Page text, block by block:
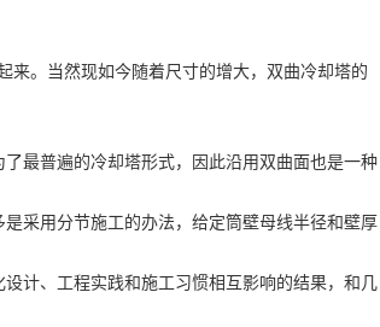
。当然现如今随着尺寸的增大，双曲冷却塔的
最普遍的冷却塔形式，因此沿用双曲面也是一种
采用分节施工的办法，给定筒壁母线半径和壁厚
计、工程实践和施工习惯相互影响的结果，和几